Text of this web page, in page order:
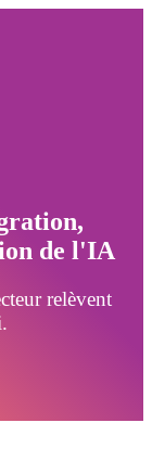
de l'IA
relèvent